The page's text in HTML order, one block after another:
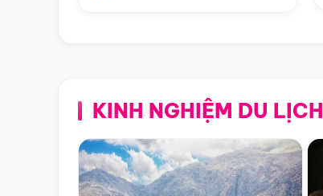
KINH NGHIỆM DU LỊCH